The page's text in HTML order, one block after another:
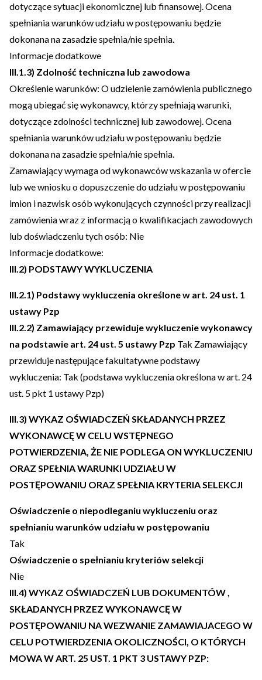
dotyczące sytuacji ekonomicznej lub finansowej. Ocena
spełniania warunków udziału w postępowaniu będzie
dokonana na zasadzie spełnia/nie spełnia.
Informacje dodatkowe
III.1.3) Zdolność techniczna lub zawodowa
Określenie warunków: O udzielenie zamówienia publicznego
mogą ubiegać się wykonawcy, którzy spełniają warunki,
dotyczące zdolności technicznej lub zawodowej. Ocena
spełniania warunków udziału w postępowaniu będzie
dokonana na zasadzie spełnia/nie spełnia.
Zamawiający wymaga od wykonawców wskazania w ofercie
lub we wniosku o dopuszczenie do udziału w postępowaniu
imion i nazwisk osób wykonujących czynności przy realizacji
zamówienia wraz z informacją o kwalifikacjach zawodowych
lub doświadczeniu tych osób: Nie
Informacje dodatkowe:
III.2) PODSTAWY WYKLUCZENIA
III.2.1) Podstawy wykluczenia określone w art. 24 ust. 1
ustawy Pzp
III.2.2) Zamawiający przewiduje wykluczenie wykonawcy
na podstawie art. 24 ust. 5 ustawy Pzp Tak Zamawiający
przewiduje następujące fakultatywne podstawy
wykluczenia: Tak (podstawa wykluczenia określona w art. 24
ust. 5 pkt 1 ustawy Pzp)
III.3) WYKAZ OŚWIADCZEŃ SKŁADANYCH PRZEZ
WYKONAWCĘ W CELU WSTĘPNEGO
POTWIERDZENIA, ŻE NIE PODLEGA ON WYKLUCZENIU
ORAZ SPEŁNIA WARUNKI UDZIAŁU W
POSTĘPOWANIU ORAZ SPEŁNIA KRYTERIA SELEKCJI
Oświadczenie o niepodleganiu wykluczeniu oraz
spełnianiu warunków udziału w postępowaniu
Tak
Oświadczenie o spełnianiu kryteriów selekcji
Nie
III.4) WYKAZ OŚWIADCZEŃ LUB DOKUMENTÓW ,
SKŁADANYCH PRZEZ WYKONAWCĘ W
POSTĘPOWANIU NA WEZWANIE ZAMAWIAJACEGO W
CELU POTWIERDZENIA OKOLICZNOŚCI, O KTÓRYCH
MOWA W ART. 25 UST. 1 PKT 3 USTAWY PZP: